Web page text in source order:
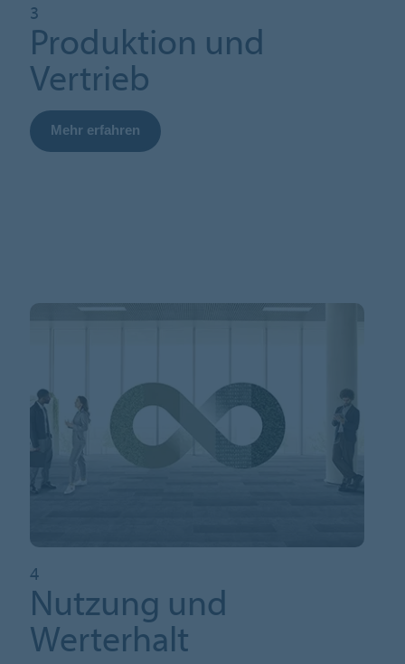
3
Produktion und
Vertrieb
Mehr erfahren
4
Nutzung und
Werterhalt